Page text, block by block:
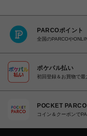
PARCOポイント
全国のPARCOや
ポケパル払い
初回登録＆お買物で
POCKET PARCO
コイン＆クーポンで